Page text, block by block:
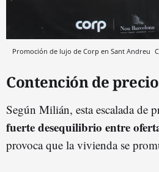
Promoción de lujo de Corp en Sant Andreu
Contención de
Según Milián, esta escalada de
fuerte desequilibrio entre
provoca que la vivienda se